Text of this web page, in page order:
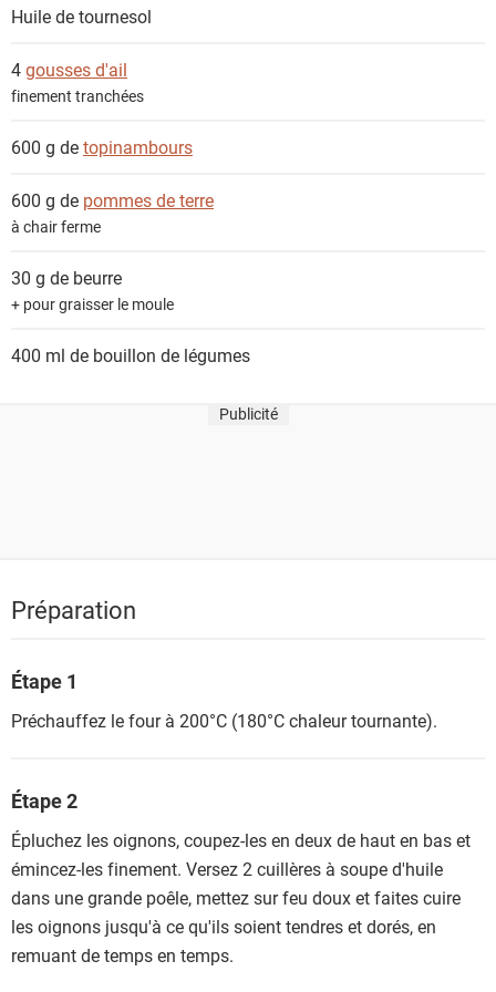
n
s
Huile de tournesol
4gousses d'ail
finement tranchées
600 g detopinambours
600 g de pommes de terre
à chair ferme
30 g de beurre
+ pour graisser le moule
400 ml de bouillon de légumes
Publicité
Préparation
Étape 1
Préchauffez le four à 200°C (180°C chaleur tournante).
Étape 2
Épluchez les oignons, coupez-les en deux de haut en bas et
émincez-les finement. Versez 2 cuillères à soupe d'huile
dans une grande poêle, mettez sur feu doux et faites cuire
les oignons jusqu'à ce qu'ils soient tendres et dorés, en
remuant de temps en temps.